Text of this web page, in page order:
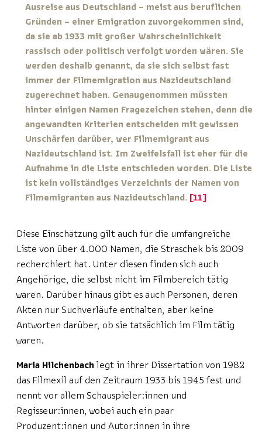
Ausreise aus Deutschland – meist aus beruflichen
Gründen – einer Emigration zuvorgekommen sind,
da sie ab 1933 mit großer Wahrscheinlichkeit
rassisch oder politisch verfolgt worden wären. Sie
werden deshalb genannt, da sie sich selbst fast
immer der Filmemigration aus Nazideutschland
zugerechnet haben. Genaugenommen müssten
hinter einigen Namen Fragezeichen stehen, denn die
angewandten Kriterien entscheiden mit gewissen
Unschärfen darüber, wer Filmemigrant aus
Nazideutschland ist. Im Zweifelsfall ist eher für die
Aufnahme in die Liste entschieden worden. Die Liste
ist kein vollständiges Verzeichnis der Namen von
Filmemigranten aus Nazideutschland.
11
Diese Einschätzung gilt auch für die umfangreiche
Liste von über 4.000 Namen, die Straschek bis 2009
recherchiert hat. Unter diesen finden sich auch
Angehörige, die selbst nicht im Filmbereich tätig
waren. Darüber hinaus gibt es auch Personen, deren
Akten nur Suchverläufe enthalten, aber keine
Antworten darüber, ob sie tatsächlich im Film tätig
waren.
Maria Hilchenbach legt in ihrer Dissertation von 1982
das Filmexil auf den Zeitraum 1933 bis 1945 fest und
nennt vor allem Schauspieler:innen und
Regisseur:innen, wobei auch ein paar
Produzent:innen und Autor:innen in ihre